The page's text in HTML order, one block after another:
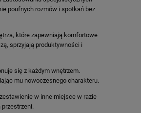
poufnych rozmów i spotkań bez
które zapewniają komfortowe
sprzyjają produktywności i
się z każdym wnętrzem.
mu nowoczesnego charakteru.
w inne miejsce w razie
przestrzeni.